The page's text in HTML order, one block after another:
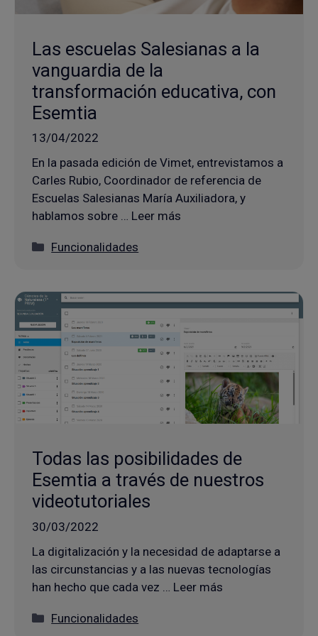
Las escuelas Salesianas a la
vanguardia de la
transformación educativa, con
Esemtia
13/04/2022
En la pasada edición de Vimet, entrevistamos a
Carles Rubio, Coordinador de referencia de
Escuelas Salesianas María Auxiliadora, y
hablamos sobre … Leer más
Categorías
Funcionalidades
Todas las posibilidades de
Esemtia a través de nuestros
videotutoriales
30/03/2022
La digitalización y la necesidad de adaptarse a
las circunstancias y a las nuevas tecnologías
han hecho que cada vez … Leer más
Categorías
Funcionalidades